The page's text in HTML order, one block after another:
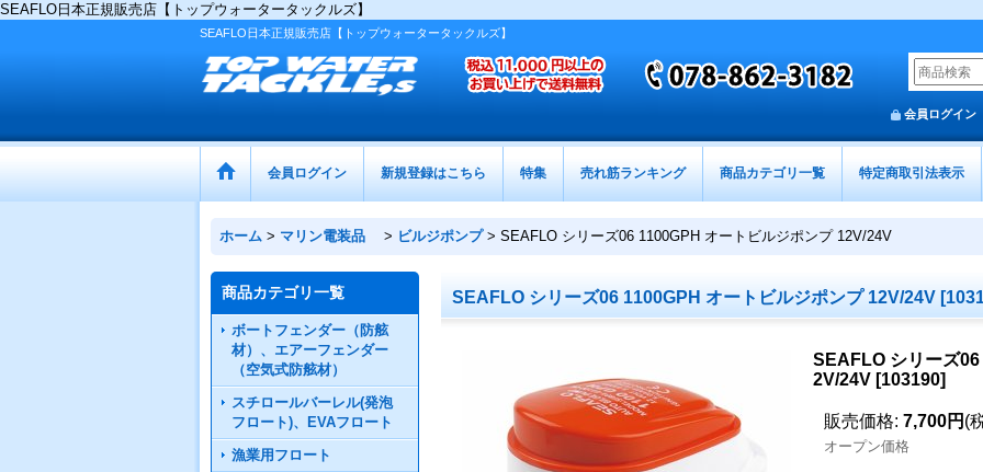
SEAFLO日本正規販売店【トップウォータータックルズ】
SEAFLO日本正規販売店【トップウォータータックルズ】
会員ログイン
会員ログイン 新規登録はこちら 特集 売れ筋ランキング 商品カテゴリ一覧 特定商取引法表示
ホーム > マリン電装品 > ビルジポンプ > SEAFLO シリーズ06 1100GPH オートビルジポンプ 12V/24V
商品カテゴリ一覧
ボートフェンダー（防舷
材）、エアーフェンダー
（空気式防舷材）
スチロールバーレル(発泡
フロート)、EVAフロート
漁業用フロート
SEAFLO シリーズ06 1100GPH オートビルジポンプ 12V/24V [
SEAFLO シリーズ
2V/24V [103190]
販売価格: 7,700円 (
オープン価格